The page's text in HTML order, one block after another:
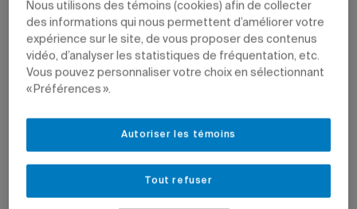
Nous utilisons des témoins (cookies) afin de collecter
des informations qui nous permettent d’améliorer votre
expérience sur le site, de vous proposer des contenus
vidéo, d’analyser les statistiques de fréquentation, etc.
Vous pouvez personnaliser votre choix en sélectionnant
« Préférences ».
Tout refuser
Autoriser les témoins